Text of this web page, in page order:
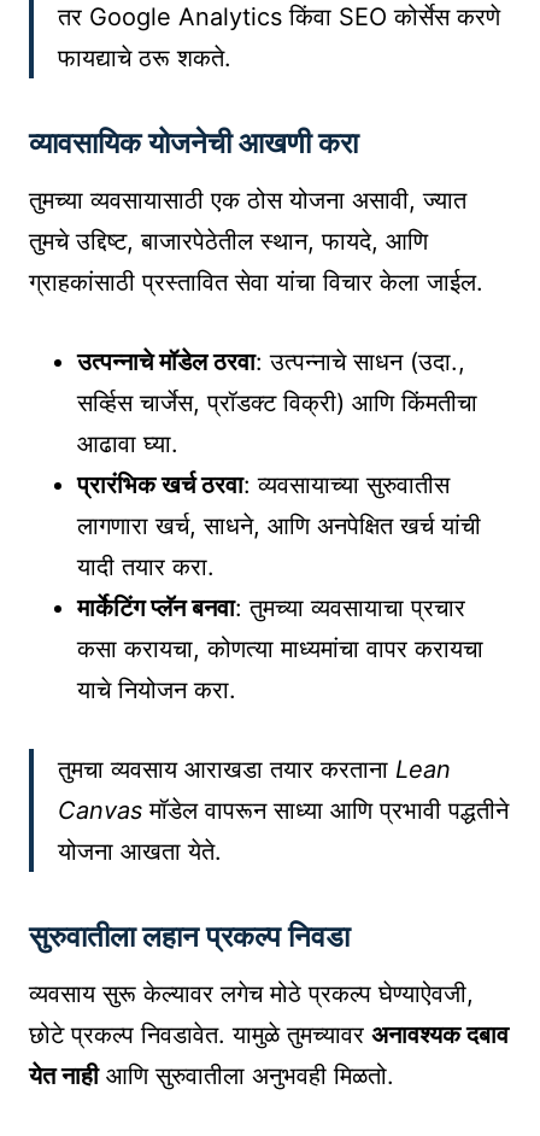
तर Google Analytics किंवा SEO कोर्सेस करणे
फायद्याचे ठरू शकते.
व्यावसायिक योजनेची आखणी करा
तुमच्या व्यवसायासाठी एक ठोस योजना असावी, ज्यात
तुमचे उद्दिष्ट, बाजारपेठेतील स्थान, फायदे, आणि
ग्राहकांसाठी प्रस्तावित सेवा यांचा विचार केला जाईल.
उत्पन्नाचे मॉडेल ठरवा: उत्पन्नाचे साधन (उदा.,
सर्व्हिस चार्जेस, प्रॉडक्ट विक्री) आणि किंमतीचा
आढावा घ्या.
प्रारंभिक खर्च ठरवा: व्यवसायाच्या सुरुवातीस
लागणारा खर्च, साधने, आणि अनपेक्षित खर्च यांची
यादी तयार करा.
मार्केटिंग प्लॅन बनवा: तुमच्या व्यवसायाचा प्रचार
कसा करायचा, कोणत्या माध्यमांचा वापर करायचा
याचे नियोजन करा.
तुमचा व्यवसाय आराखडा तयार करताना Lean
Canvas मॉडेल वापरून साध्या आणि प्रभावी पद्धतीने
योजना आखता येते.
सुरुवातीला लहान प्रकल्प निवडा
व्यवसाय सुरू केल्यावर लगेच मोठे प्रकल्प घेण्याऐवजी,
छोटे प्रकल्प निवडावेत. यामुळे तुमच्यावर अनावश्यक दबाव
येत नाहीआणि सुरुवातीला अनुभवही मिळतो.